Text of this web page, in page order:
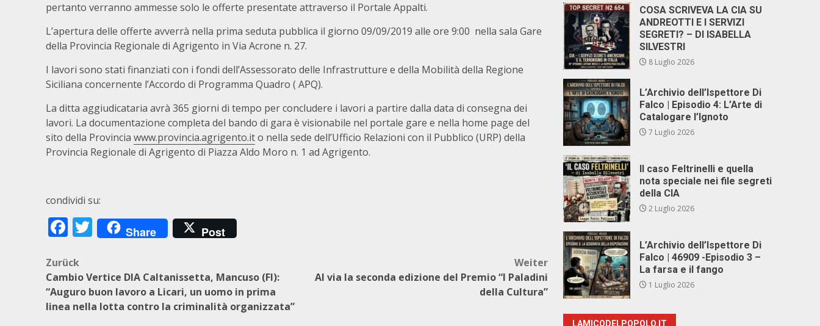
pertanto verranno ammesse solo le offerte presentate attraverso il Portale Appalti.
L’apertura delle offerte avverrà nella prima seduta pubblica il giorno 09/09/2019 alle ore 9:00 nella sala Gare
della Provincia Regionale di Agrigento in Via Acrone n. 27.
I lavori sono stati finanziati con i fondi dell’Assessorato delle Infrastrutture e della Mobilità della Regione
Siciliana concernente l’Accordo di Programma Quadro ( APQ).
La ditta aggiudicataria avrà 365 giorni di tempo per concludere i lavori a partire dalla data di consegna dei
lavori. La documentazione completa del bando di gara è visionabile nel portale gare e nella home page del
sito della Provincia www.provincia.agrigento.ito nella sede dell’Ufficio Relazioni con il Pubblico (URP) della
Provincia Regionale di Agrigento di Piazza Aldo Moro n. 1 ad Agrigento.
condividi su:
Facebook
Twitter
Share Post
Beitragsnavigation
Zurück
Cambio Vertice DIA Caltanissetta, Mancuso (FI):
“Auguro buon lavoro a Licari, un uomo in prima
linea nella lotta contro la criminalità organizzata”
Weiter
Al via la seconda edizione del Premio “I Paladini
della Cultura”
COSA SCRIVEVA LA CIA SU
ANDREOTTI E I SERVIZI
SEGRETI? – DI ISABELLA
SILVESTRI
8 Luglio 2026
L’Archivio dell’Ispettore Di
Falco | Episodio 4: L’Arte di
Catalogare l’Ignoto
7 Luglio 2026
Il caso Feltrinelli e quella
nota speciale nei file segreti
della CIA
2 Luglio 2026
L’Archivio dell’Ispettore Di
Falco | 46909 -Episodio 3 –
La farsa e il fango
1 Luglio 2026
LAMICODELPOPOLO.IT